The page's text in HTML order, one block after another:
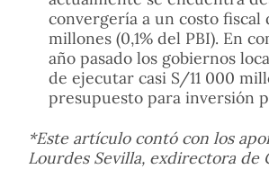
convergería a un costo fiscal
millones (0,1% del PBI). En
año pasado los gobiernos
de ejecutar casi S/11 000
presupuesto para inversión
*Este artículo contó con los
Lourdes Sevilla, exdirectora de